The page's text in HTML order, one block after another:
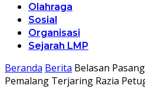
Olahraga
Sosial
Organisasi
Sejarah LMP
Beranda Berita Belasan
Pemalang Terjaring Razia